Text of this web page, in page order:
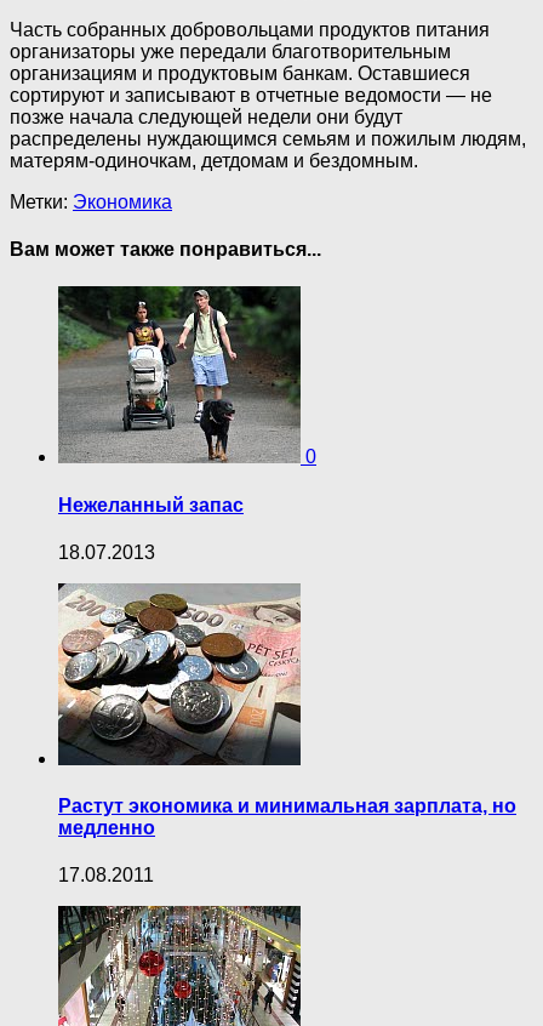
Часть собранных добровольцами продуктов питания
организаторы уже передали благотворительным
организациям и продуктовым банкам. Оставшиеся
сортируют и записывают в отчетные ведомости — не
позже начала следующей недели они будут
распределены нуждающимся семьям и пожилым людям,
матерям-одиночкам, детдомам и бездомным.
Метки: Экономика
Вам может также понравиться...
0
Нежеланный запас
18.07.2013
Растут экономика и минимальная зарплата, но
медленно
17.08.2011